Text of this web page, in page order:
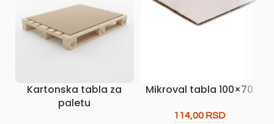
Kartonska tabla za
paletu
Mikroval tabla 100×70
114,00 RSD